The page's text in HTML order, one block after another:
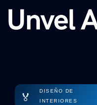
🏅
DISEÑO DE
INTERIORES